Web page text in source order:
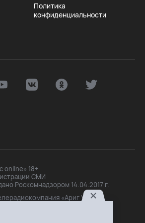
Политика
конфиденциальности
online» 18+
СМИ
Роскомнадзором 14.04.2017 г.
«Ариг Ус»,
Маханова О.Б.
30-14,